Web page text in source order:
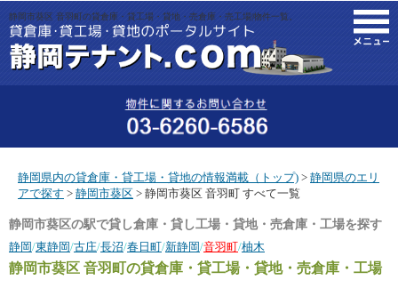
静岡市葵区 音羽町の貸倉庫・貸工場・貸地・売倉庫・売工場|物件一覧。
静岡県内の貸倉庫・貸工場・貸地の情報満載（トップ) > 静岡県のエリ
アで探す > 静岡市葵区 > 静岡市葵区 音羽町 すべて一覧
静岡市葵区の駅で貸し倉庫・貸し工場・貸地・売倉庫・工場を探す
静岡/東静岡/古庄/長沼/春日町/新静岡/音羽町/柚木
静岡市葵区 音羽町の貸倉庫・貸工場・貸地・売倉庫・工場